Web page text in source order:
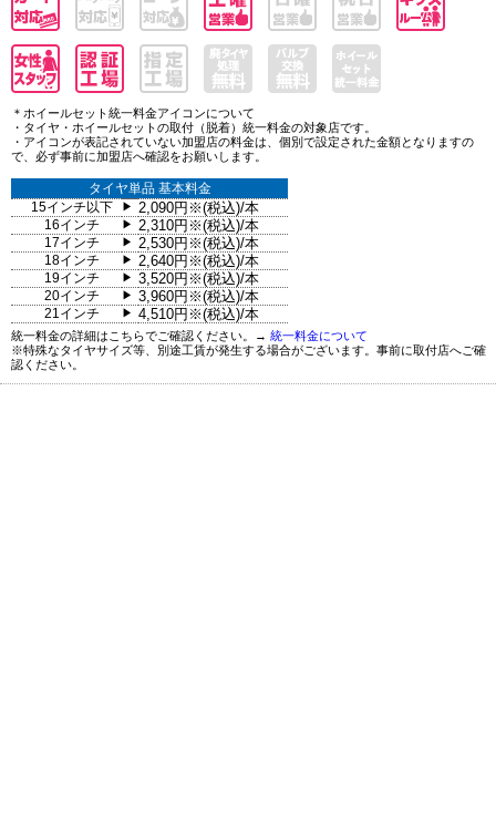
＊ホイールセット統一料金アイコンについて
・タイヤ・ホイールセットの取付（脱着）統一料金の対象店です。
・アイコンが表記されていない加盟店の料金は、個別で設定された金額となりますの
で、必ず事前に加盟店へ確認をお願いします。
タイヤ単品 基本料金
15インチ以下
▶ 2,090円※(税込)/本
16インチ ▶ 2,310円※(税込)/本
17インチ ▶ 2,530円※(税込)/本
18インチ ▶ 2,640円※(税込)/本
19インチ ▶ 3,520円※(税込)/本
20インチ ▶ 3,960円※(税込)/本
21インチ ▶ 4,510円※(税込)/本
統一料金の詳細はこちらでご確認ください。→ 統一料金について
※特殊なタイヤサイズ等、別途工賃が発生する場合がございます。事前に取付店へご確
認ください。